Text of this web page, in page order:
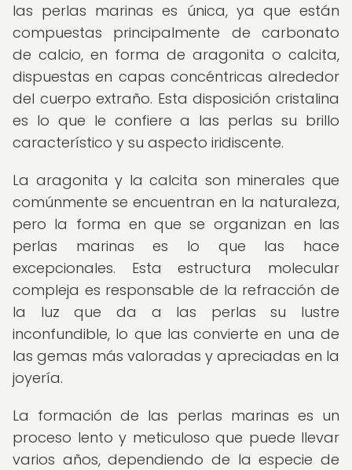
las perlas marinas es única, ya que están
compuestas principalmente de carbonato
de calcio, en forma de aragonita o calcita,
dispuestas en capas concéntricas alrededor
del cuerpo extraño. Esta disposición cristalina
es lo que le confiere a las perlas su brillo
característico y su aspecto iridiscente.
La aragonita y la calcita son minerales que
comúnmente se encuentran en la naturaleza,
pero la forma en que se organizan en las
perlas marinas es lo que las hace
excepcionales. Esta estructura molecular
compleja es responsable de la refracción de
la luz que da a las perlas su lustre
inconfundible, lo que las convierte en una de
las gemas más valoradas y apreciadas en la
joyería.
La formación de las perlas marinas es un
proceso lento y meticuloso que puede llevar
varios años, dependiendo de la especie de